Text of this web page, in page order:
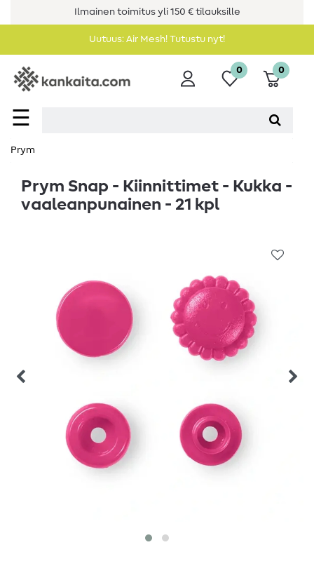
Ilmainen toimitus yli 150 € tilauksille
Uutuus: Air Mesh! Tutustu nyt!
☰
0 0
Prym
Prym Snap - Kiinnittimet - Kukka -
vaaleanpunainen - 21 kpl